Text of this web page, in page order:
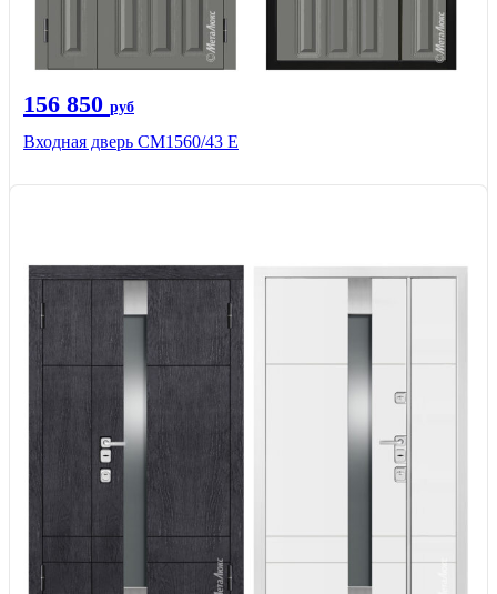
156 850 руб
Входная дверь СМ1560/43 Е